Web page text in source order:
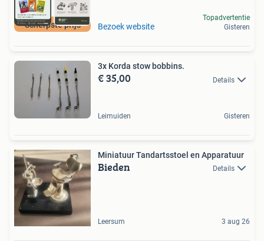
Scherpste prijs Bezoek website
Topadvertentie
Gisteren
3x Korda stow bobbins.
€ 35,00 Details
Leimuiden Gisteren
Miniatuur Tandartsstoel en Apparatuur
Bieden Details
Leersum 3 aug 26